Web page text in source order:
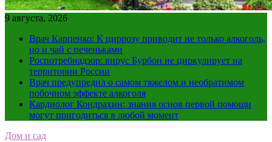
9 августа, 2026
Врач Карпенко: К циррозу приводит не только алкоголь,
но и чай с печеньками
Роспотребнадзор: вирус Бурбон не циркулирует на
территории России
Врач предупредил о самом тяжелом и необратимом
побочном эффекте алкоголя
Кардиолог Кондрахин: знания основ первой помощи
могут пригодиться в любой момент
Дом и сад